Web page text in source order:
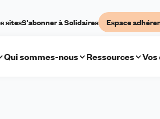
sitesS'abonner à Solidaires Espace
Qui sommes-nous Ressources